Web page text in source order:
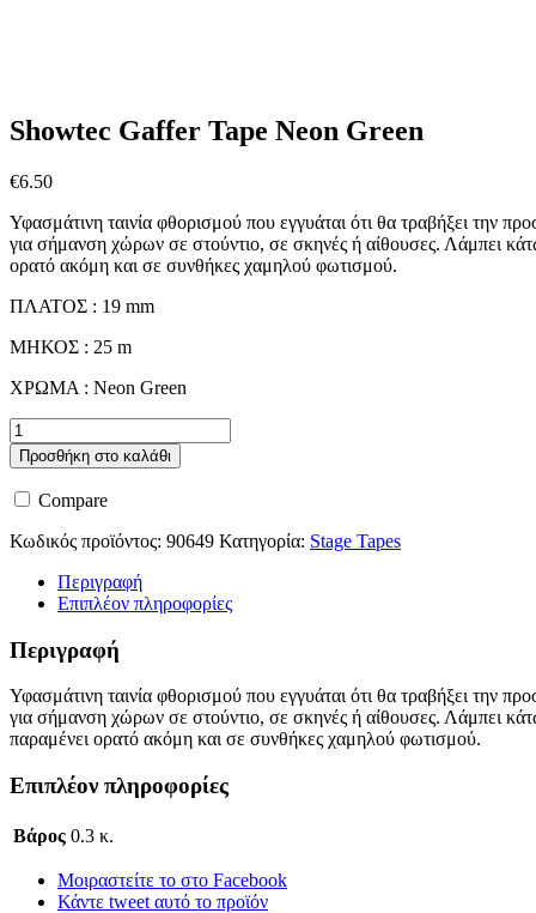
Showtec Gaffer Tape Neon Green
€6.50
Υφασμάτινη ταινία φθορισμού που εγγυάται ότι θα τραβήξει την
για σήμανση χώρων σε στούντιο, σε σκηνές ή αίθουσες. Λάμπει
ορατό ακόμη και σε συνθήκες χαμηλού φωτισμού.
ΠΛΑΤΟΣ : 19 mm
ΜΗΚΟΣ : 25 m
ΧΡΩΜΑ : Neon Green
Showtec
Gaffer
Tape
Neon
Green
ποσότητα
Προσθήκη στο καλάθι
Compare
Κωδικός προϊόντος: 90649 Κατηγορία: Stage Tapes
Περιγραφή
Επιπλέον πληροφορίες
Περιγραφή
Υφασμάτινη ταινία φθορισμού που εγγυάται ότι θα τραβήξει την
για σήμανση χώρων σε στούντιο, σε σκηνές ή αίθουσες. Λάμπει
παραμένει ορατό ακόμη και σε συνθήκες χαμηλού φωτισμού.
Επιπλέον πληροφορίες
Βάρος 0.3 κ.
Μοιραστείτε το στο Facebook
Κάντε tweet αυτό το προϊόν